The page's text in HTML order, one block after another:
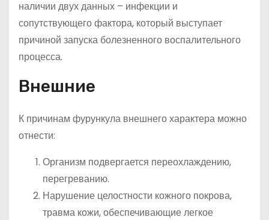
наличии двух данных – инфекции и
сопутствующего фактора, который выступает
причиной запуска болезненного воспалительного
процесса.
Внешние
К причинам фурункула внешнего характера можно
отнести:
Организм подвергается переохлаждению,
перегреванию.
Нарушение целостности кожного покрова,
травма кожи, обеспечивающие легкое